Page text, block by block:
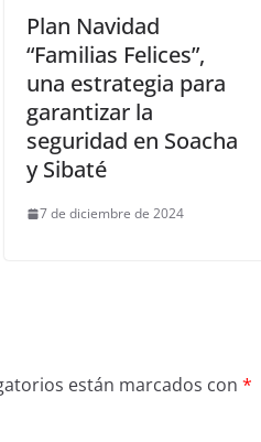
Plan Navidad
“Familias Felices”,
una estrategia para
garantizar la
seguridad en Soacha
y Sibaté
7 de diciembre de 2024
están marcados con *